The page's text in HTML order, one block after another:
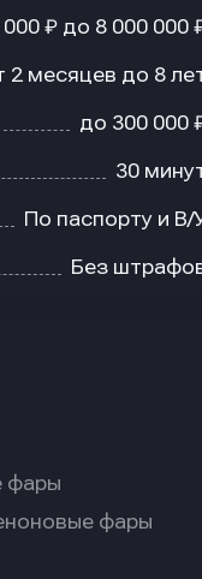
₽ до 8 000 000
2 месяцев до 8
до 300 000
30
По паспорту и В/
Без
фары
фары